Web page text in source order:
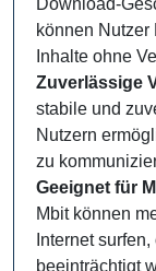
Download-
können
Inhalte ohne
Zuverlässige
stabile und
Nutzern
zu
Geeignet für
Mbit können
Internet
beeinträchtigt